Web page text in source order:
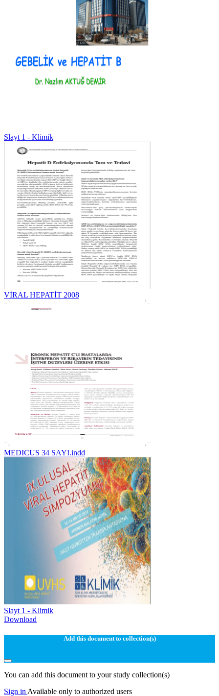
Slayt 1 - Klimik
VİRAL HEPATİT 2008
MEDICUS 34 SAYI.indd
Slayt 1 - Klimik
Download
Add this document to collection(s)
You can add this document to your study collection(s)
Sign in Available only to authorized users